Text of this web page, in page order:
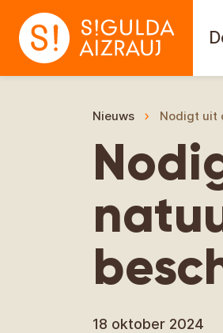
Nieuws Nodigt uit
18 oktober 2024